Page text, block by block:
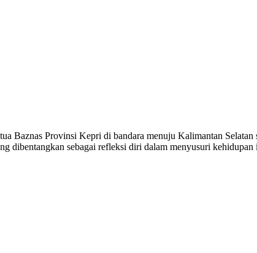
Baznas Provinsi Kepri di bandara menuju Kalimantan
dibentangkan sebagai refleksi diri dalam menyusuri